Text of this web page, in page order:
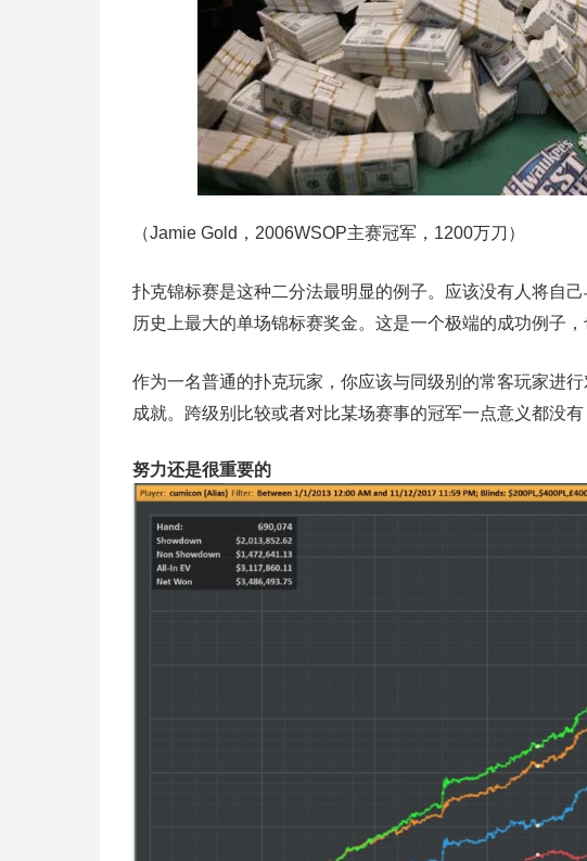
（Jamie Gold，2006WSOP主赛冠军，1200万刀）
扑克锦标赛是这种二分法最明显的例子。应该没有人将自
历史上最大的单场锦标赛奖金。这是一个极端的成功例子
作为一名普通的扑克玩家，你应该与同级别的常客玩家进
成就。跨级别比较或者对比某场赛事的冠军一点意义都没有
努力还是很重要的